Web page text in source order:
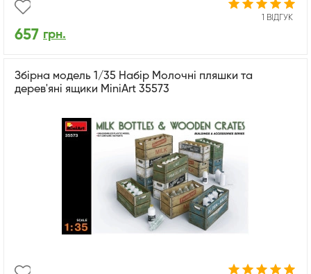
1 ВІДГУК
657 грн.
Збірна модель 1/35 Набір Молочні пляшки та
дерев'яні ящики MiniArt 35573